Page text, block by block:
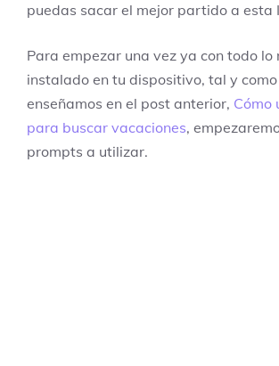
puedas sacar el mejor partido a esta
Para empezar una vez ya con todo lo
instalado en tu dispositivo, tal y
enseñamos en el post anterior, Cómo
para buscar vacaciones,
prompts a utilizar.